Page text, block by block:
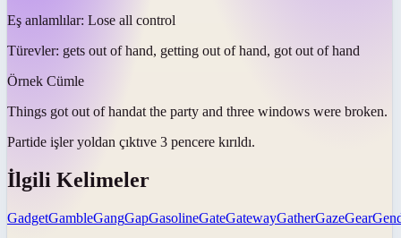
Eş anlamlılar: Lose all control
Türevler: gets out of hand, getting out of hand, got out of hand
Örnek Cümle
Things got out of handat the party and three windows were broken.
Partide işler yoldan çıktıve 3 pencere kırıldı.
İlgili Kelimeler
GadgetGambleGangGapGasolineGateGatewayGatherGazeGear